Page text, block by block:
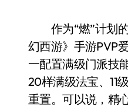
作为“燃”计划的
幻西游》手游PVP
一配置满级门派技
20样满级法宝、11
重置。可以说，精